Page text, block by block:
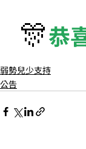
🎊恭
弱勢兒少支持
公告